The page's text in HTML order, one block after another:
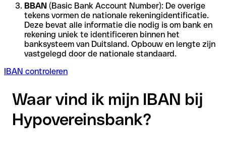
BBAN (Basic Bank Account Number): De overige
tekens vormen de nationale rekeningidentificatie.
Deze bevat alle informatie die nodig is om bank en
rekening uniek te identificeren binnen het
banksysteem van Duitsland. Opbouw en lengte zijn
vastgelegd door de nationale standaard.
IBAN controleren
Waar vind ik mijn IBAN bij
Hypovereinsbank?